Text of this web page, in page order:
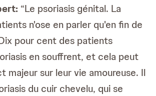
“Le psoriasis génital. La
n'ose en parler qu'en fin de
pour cent des patients
en souffrent, et cela peut
majeur sur leur vie amoureuse. Il
du cuir chevelu, qui se